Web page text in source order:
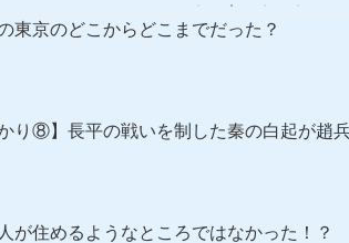
東京のどこからどこまでだった？
り⑧】長平の戦いを制した秦の白起が趙
が住めるようなところではなかった！？